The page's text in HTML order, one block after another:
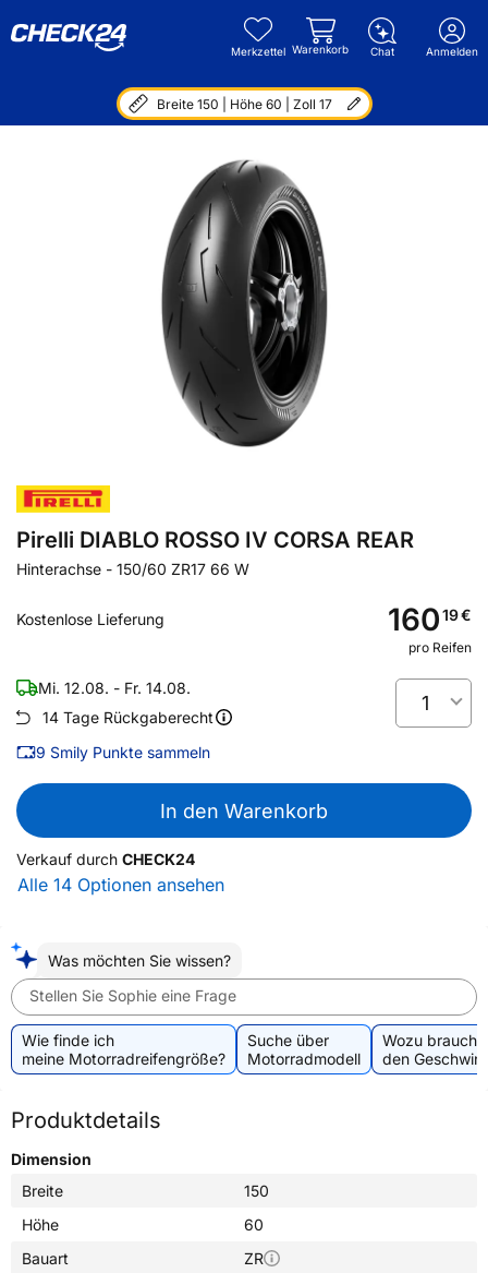
Merkzettel Warenkorb Chat Anmelden
Breite 150 | Höhe 60 | Zoll 17
Pirelli DIABLO ROSSO IV CORSA REAR
Hinterachse - 150/60 ZR17 66 W
Kostenlose Lieferung 16019€
pro Reifen
Mi. 12.08. - Fr. 14.08.
14 Tage Rückgaberecht
9 Smily Punkte sammeln
1
In den Warenkorb
Verkauf durch CHECK24
Alle 14 Optionen ansehen
Was möchten Sie wissen?
Stellen Sie Sophie eine Frage
Wie finde ich
meine Motorradreifengröße?
Suche über
Motorradmodell
Wozu
den
Produktdetails
Dimension
Breite
150
Höhe
60
Bauart
ZR